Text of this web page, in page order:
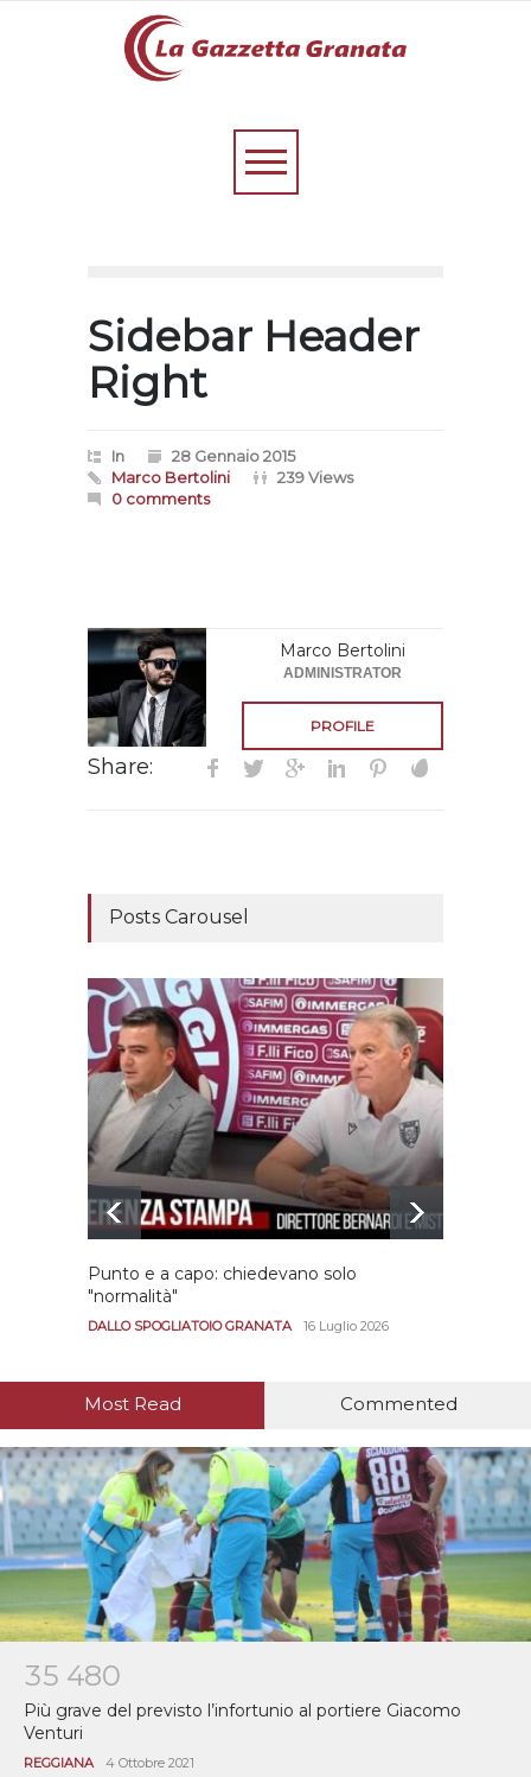
Sidebar Header
Right
In
28 Gennaio 2015
Marco Bertolini
239 Views
0 comments
Marco Bertolini
ADMINISTRATOR
PROFILE
Share:
Posts Carousel
Punto e a capo: chiedevano solo
"normalità"
DALLO SPOGLIATOIO GRANATA 16 Luglio 2026
Most Read Commented
35 480
Più grave del previsto l’infortunio al portiere Giacomo
Venturi
REGGIANA 4 Ottobre 2021